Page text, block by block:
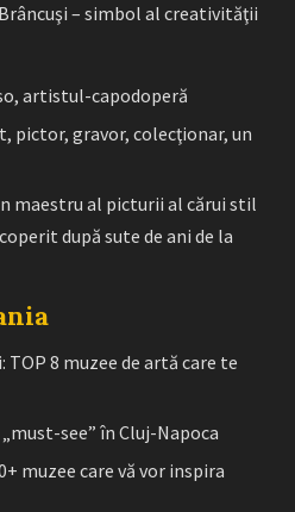
– simbol al creativităţii
artistul-capodoperă
pictor, gravor, colecţionar, un
maestru al picturii al cărui stil
după sute de ani de la
8 muzee de artă care te
see” în Cluj-Napoca
muzee care vă vor inspira